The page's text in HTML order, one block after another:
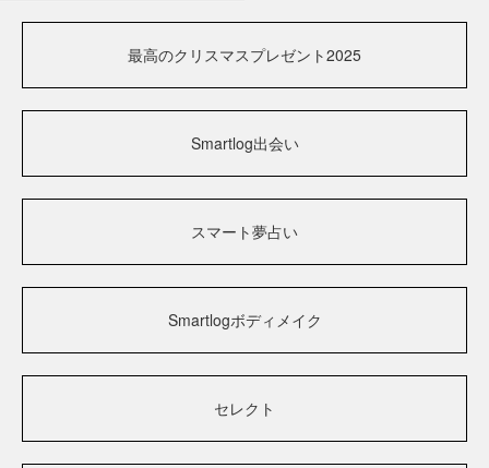
最高のクリスマスプレゼント2025
Smartlog出会い
スマート夢占い
Smartlogボディメイク
セレクト